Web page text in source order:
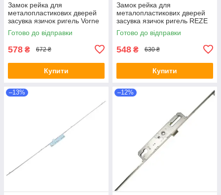
Замок рейка для
металопластикових дверей
засувка язичок ригель Vorne
1600 мм 92 мм 35 дормас
Готово до відправки
578 ₴ 672 ₴
Купити
Замок рейка для
металопластикових дверей
засувка язичок ригель REZE
2000 мм 85 мм 35 донмас
Готово до відправки
548 ₴ 630 ₴
Купити
–13% –12%